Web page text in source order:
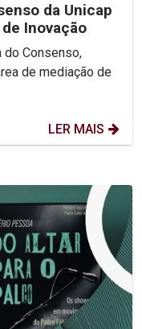
da Unicap
Inovação
de mediação de
LER MAIS